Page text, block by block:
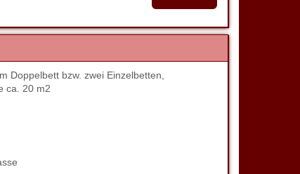
Doppelbett bzw. zwei Einzelbetten,
ca. 20 m2